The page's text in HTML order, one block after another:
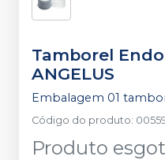
Tamborel
ANGELUS
Embalagem 01
Código do produto:
Produto